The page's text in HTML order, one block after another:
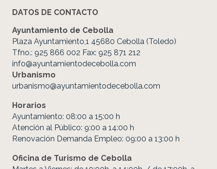
DATOS DE CONTACTO
Ayuntamiento de Cebolla
Plaza Ayuntamiento,1 45680 Cebolla (Toledo)
Tfno.: 925 866 002 Fax: 925 871 212
info@ayuntamientodecebolla.com
Urbanismo
urbanismo@ayuntamientodecebolla.com
Horarios
Ayuntamiento: 08:00 a 15:00 h
Atención al Público: 9:00 a 14:00 h
Renovación Demanda Empleo: 09:00 a 13:00 h
Oficina de Turismo de Cebolla